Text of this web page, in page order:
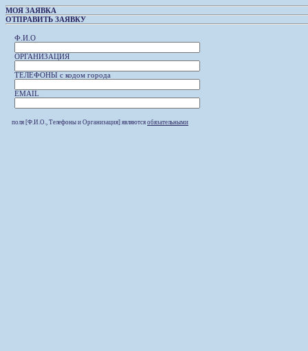
МОЯ ЗАЯВКА
ОТПРАВИТЬ ЗАЯВКУ
Ф.И.О
ОРГАНИЗАЦИЯ
ТЕЛЕФОНЫ с кодом города
EMAIL
поля [Ф.И.О., Телефоны и Организация] являются обязательными